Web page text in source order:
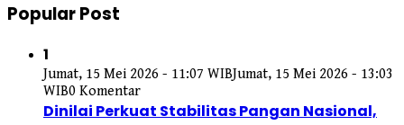
Popular Post
1
Jumat, 15 Mei 2026 - 11:07 WIBJumat, 15 Mei 2026 - 13:03
WIB0 Komentar
Dinilai Perkuat Stabilitas Pangan Nasional,